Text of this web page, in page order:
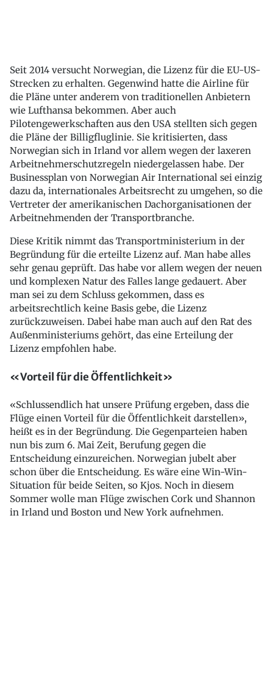
Seit 2014 versucht Norwegian, die Lizenz für die EU-US-
Strecken zu erhalten. Gegenwind hatte die Airline für
die Pläne unter anderem von traditionellen Anbietern
wie Lufthansa bekommen. Aber auch
Pilotengewerkschaften aus den USA stellten sich gegen
die Pläne der Billigfluglinie. Sie kritisierten, dass
Norwegian sich in Irland vor allem wegen der laxeren
Arbeitnehmerschutzregeln niedergelassen habe. Der
Businessplan von Norwegian Air International sei einzig
dazu da, internationales Arbeitsrecht zu umgehen, so die
Vertreter der amerikanischen Dachorganisationen der
Arbeitnehmenden der Transportbranche.
Diese Kritik nimmt das Transportministerium in der
Begründung für die erteilte Lizenz auf. Man habe alles
sehr genau geprüft. Das habe vor allem wegen der neuen
und komplexen Natur des Falles lange gedauert. Aber
man sei zu dem Schluss gekommen, dass es
arbeitsrechtlich keine Basis gebe, die Lizenz
zurückzuweisen. Dabei habe man auch auf den Rat des
Außenministeriums gehört, das eine Erteilung der
Lizenz empfohlen habe.
«Vorteil für die Öffentlichkeit»
«Schlussendlich hat unsere Prüfung ergeben, dass die
Flüge einen Vorteil für die Öffentlichkeit darstellen»,
heißt es in der Begründung. Die Gegenparteien haben
nun bis zum 6. Mai Zeit, Berufung gegen die
Entscheidung einzureichen. Norwegian jubelt aber
schon über die Entscheidung. Es wäre eine Win-Win-
Situation für beide Seiten, so Kjos. Noch in diesem
Sommer wolle man Flüge zwischen Cork und Shannon
in Irland und Boston und New York aufnehmen.